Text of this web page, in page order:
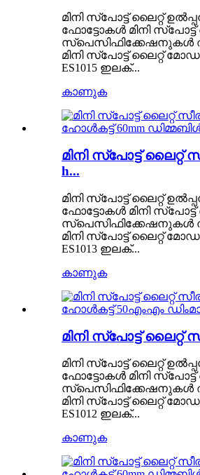
മിനി സ്പോട്ട് ലൈറ്റ്
ഫോട്ടോകൾ മിനി സ്പോട്ട്
സ്പെസിഫിക്കേഷനുകൾ
മിനി സ്പോട്ട് ലൈറ്റ്
ES1015 ഇലക്...
കാണുക
മിനി സ്പോട്ട് ലൈറ്റ്
h...
മിനി സ്പോട്ട് ലൈറ്റ്
ഫോട്ടോകൾ മിനി സ്പോട്ട്
സ്പെസിഫിക്കേഷനുകൾ
മിനി സ്പോട്ട് ലൈറ്റ്
ES1013 ഇലക്...
കാണുക
മിനി സ്പോട്ട് ലൈറ്റ്
മിനി സ്പോട്ട് ലൈറ്റ്
ഫോട്ടോകൾ മിനി സ്പോട്ട്
സ്പെസിഫിക്കേഷനുകൾ
മിനി സ്പോട്ട് ലൈറ്റ്
ES1012 ഇലക്...
കാണുക